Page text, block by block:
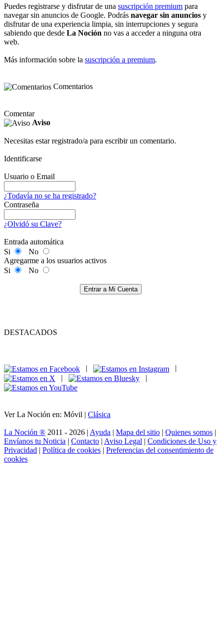
Puedes registrarse y disfrutar de una suscripción premium para
navegar sin anuncios de Google. Podrás navegar sin anuncios y
disfrutar de una experiencia limpia, sin interrupciones y segura
sabiendo que desde La Noción no vas a acceder a ninguna otra
web.
Más información sobre la suscripción a premium.
Comentarios
Comentar
Aviso
Necesitas estar registrado/a para escribir un comentario.
Identificarse
Usuario o Email
¿Todavía no se ha registrado?
Contraseña
¿Olvidó su Clave?
Entrada automática
Si
No
Agregarme a los usuarios activos
Si
No
Entrar a Mi Cuenta
DESTACADOS
|
|
Ver La Noción en: Móvil | Clásica
La Noción ® 2011 - 2026 | Ayuda | Mapa del sitio | Quienes somos |
Envíanos tu Noticia | Contacto | Aviso Legal | Condiciones de Uso y
Privacidad | Política de cookies | Preferencias del consentimiento de
cookies